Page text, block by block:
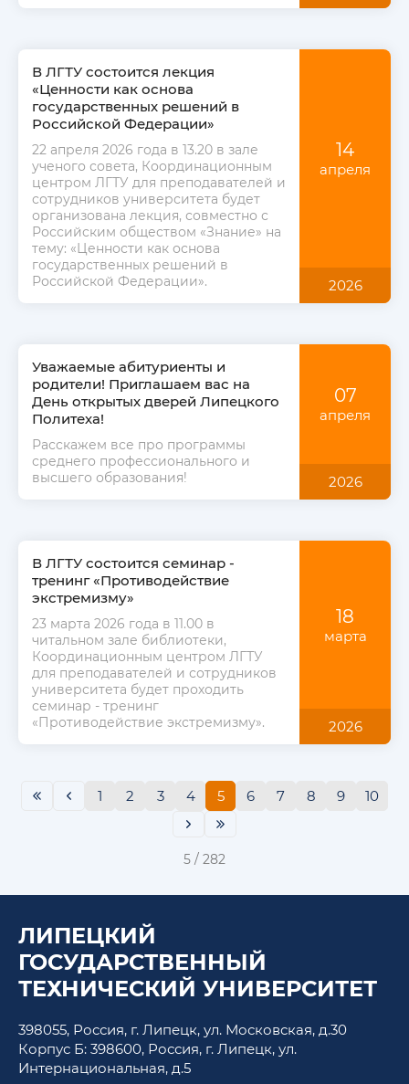
В ЛГТУ состоится лекция
«Ценности как основа
государственных решений в
Российской Федерации»
22 апреля 2026 года в 13.20 в зале
ученого совета, Координационным
центром ЛГТУ для преподавателей и
сотрудников университета будет
организована лекция, совместно с
Российским обществом «Знание» на
тему: «Ценности как основа
государственных решений в
Российской Федерации».
14
апреля
2026
Уважаемые абитуриенты и
родители! Приглашаем вас на
День открытых дверей Липецкого
Политеха!
Расскажем все про программы
среднего профессионального и
высшего образования!
07
апреля
2026
В ЛГТУ состоится семинар -
тренинг «Противодействие
экстремизму»
23 марта 2026 года в 11.00 в
читальном зале библиотеки,
Координационным центром ЛГТУ
для преподавателей и сотрудников
университета будет проходить
семинар - тренинг
«Противодействие экстремизму».
18
марта
2026
1 2 3 4 5 6 7 8 9 10
5 / 282
ЛИПЕЦКИЙ
ГОСУДАРСТВЕННЫЙ
ТЕХНИЧЕСКИЙ УНИВЕРСИТЕТ
398055, Россия, г. Липецк, ул. Московская, д.30
Корпус Б: 398600, Россия, г. Липецк, ул.
Интернациональная, д.5